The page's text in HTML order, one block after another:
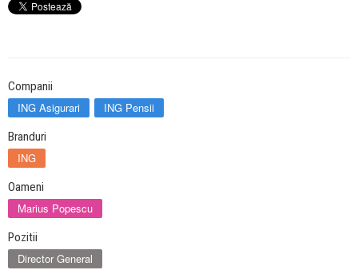
Companii
ING Asigurari ING Pensii
Branduri
ING
Oameni
Marius Popescu
Pozitii
Director General